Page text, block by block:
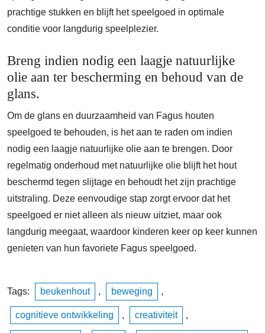
prachtige stukken en blijft het speelgoed in optimale
conditie voor langdurig speelplezier.
Breng indien nodig een laagje natuurlijke
olie aan ter bescherming en behoud van de
glans.
Om de glans en duurzaamheid van Fagus houten
speelgoed te behouden, is het aan te raden om indien
nodig een laagje natuurlijke olie aan te brengen. Door
regelmatig onderhoud met natuurlijke olie blijft het hout
beschermd tegen slijtage en behoudt het zijn prachtige
uitstraling. Deze eenvoudige stap zorgt ervoor dat het
speelgoed er niet alleen als nieuw uitziet, maar ook
langdurig meegaat, waardoor kinderen keer op keer kunnen
genieten van hun favoriete Fagus speelgoed.
Tags: beukenhout , beweging ,
cognitieve ontwikkeling , creativiteit ,